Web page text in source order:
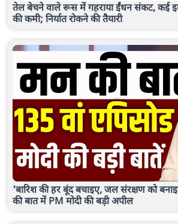
तेल बेचने वाले रूस में गहराया ईंधन संकट, कई
की कमी; निर्यात रोकने की तैयारी
'बारिश की हर बूंद बचाइए, जल संरक्षण को
की बात में PM मोदी की बड़ी अपील